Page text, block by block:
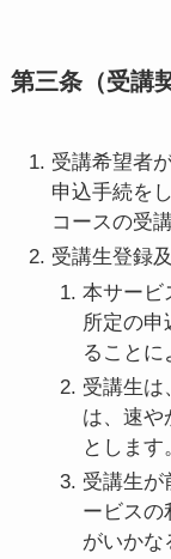
第三条（受講
受講希望者
申込手続を
コースの受
受講生登録
本サービ
所定の申
ることに
受講生は
は、速や
とします
受講生が
ービスの
がいかな